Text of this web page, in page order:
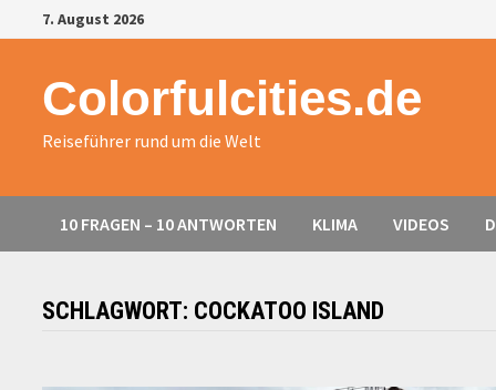
Zurück
zum
7. August 2026
Colorfulcities.de
Reiseführer rund um die Welt
10 FRAGEN – 10 ANTWORTEN KLIMA VIDEOS
SCHLAGWORT: COCKATOO ISLAND